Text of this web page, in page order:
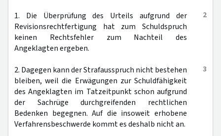
2
1. Die Überprüfung des Urteils aufgrund der
Revisionsrechtfertigung hat zum Schuldspruch
keinen Rechtsfehler zum Nachteil des
Angeklagten ergeben.
3
2. Dagegen kann der Strafausspruch nicht bestehen
bleiben, weil die Erwägungen zur Schuldfähigkeit
des Angeklagten im Tatzeitpunkt schon aufgrund
der Sachrüge durchgreifenden rechtlichen
Bedenken begegnen. Auf die insoweit erhobene
Verfahrensbeschwerde kommt es deshalb nicht an.